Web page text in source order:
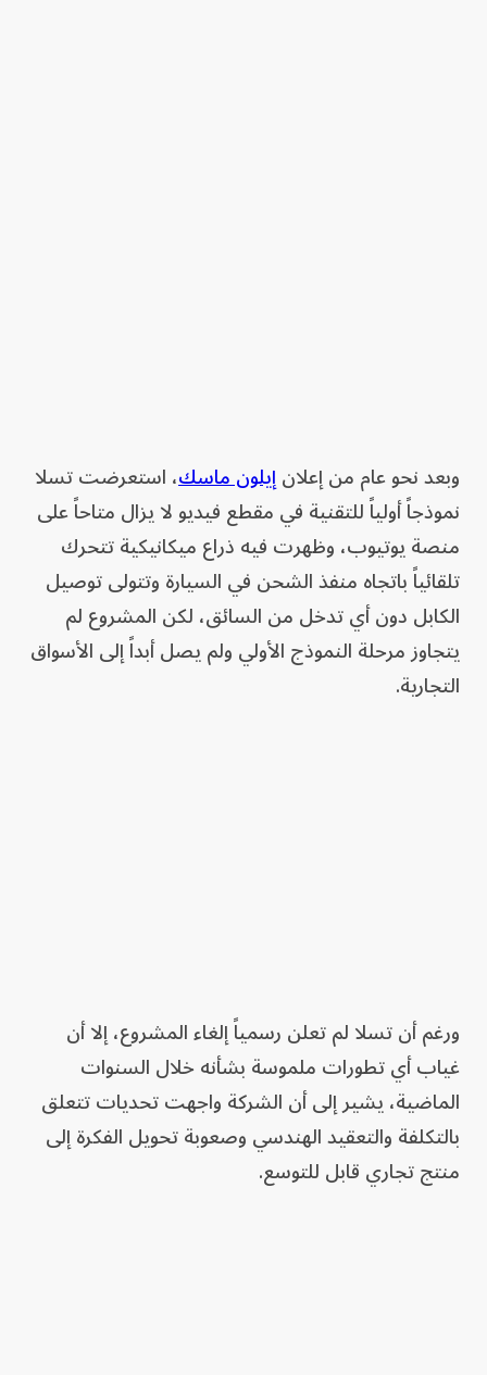
وبعد نحو عام من إعلانإيلون ماسك، استعرضت تسلا
نموذجاً أولياً للتقنية في مقطع فيديو لا يزال متاحاً على
منصة يوتيوب، وظهرت فيه ذراع ميكانيكية تتحرك
تلقائياً باتجاه منفذ الشحن في السيارة وتتولى توصيل
الكابل دون أي تدخل من السائق، لكن المشروع لم
يتجاوز مرحلة النموذج الأولي ولم يصل أبداً إلى الأسواق
التجارية.
ورغم أن تسلا لم تعلن رسمياً إلغاء المشروع، إلا أن
غياب أي تطورات ملموسة بشأنه خلال السنوات
الماضية، يشير إلى أن الشركة واجهت تحديات تتعلق
بالتكلفة والتعقيد الهندسي وصعوبة تحويل الفكرة إلى
منتج تجاري قابل للتوسع.